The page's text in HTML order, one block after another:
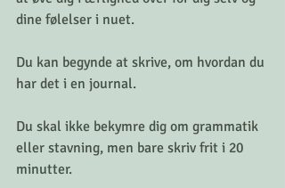
dine følelser i nuet.
Du kan begynde at skrive, om hvordan du
har det i en journal.
Du skal ikke bekymre dig om grammatik
eller stavning, men bare skriv frit i 20
minutter.